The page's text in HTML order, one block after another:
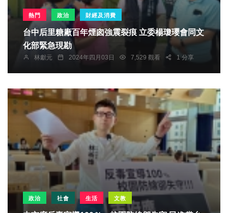
熱門 政治 財經及消費
台中后里糖廠百年煙囪強震裂痕 立委楊瓊瓔會同文
化部緊急現勘
林獻元 2024年四月03日 7,529 觀看 1 分享
政治 社會 生活 文教